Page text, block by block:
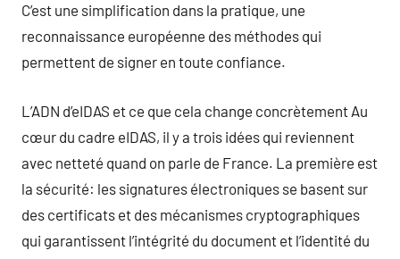
C’est une simplification dans la pratique, une
reconnaissance européenne des méthodes qui
permettent de signer en toute confiance.
L’ADN d’eIDAS et ce que cela change concrètement Au
cœur du cadre eIDAS, il y a trois idées qui reviennent
avec netteté quand on parle de France. La première est
la sécurité: les signatures électroniques se basent sur
des certificats et des mécanismes cryptographiques
qui garantissent l’intégrité du document et l’identité du